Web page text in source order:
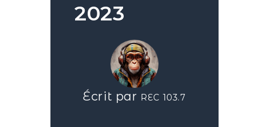
2023
Écrit par REC 103.7